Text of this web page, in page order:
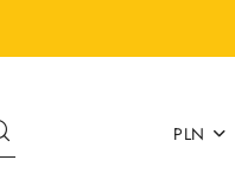
PLN